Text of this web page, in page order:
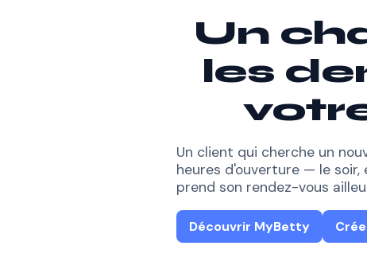
Un
les
Un client qui cherche un
heures d'ouverture — le soir,
prend son rendez-vous
Découvrir MyBetty